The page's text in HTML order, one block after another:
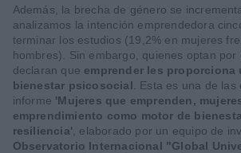
Además, la brecha de género se
analizamos la intención emprendedora
termi­nar los estudios (19,2% en mujeres
hombres). Sin embargo, quienes optan por
declaran que emprender les proporciona
bienestar psicosocial . Esta es una de
informe 'Mujeres que emprenden,
emprendimiento como motor de
resiliencia' , elaborado por un equipo de
Observatorio Internacional "Global